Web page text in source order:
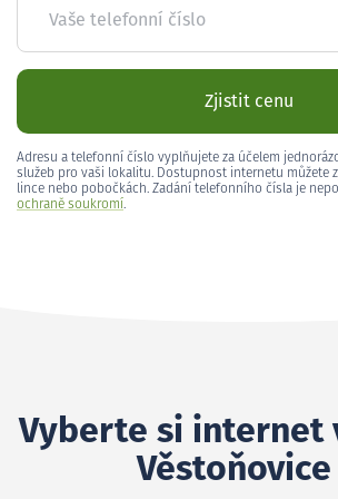
Vaše telefonní číslo
Zjistit cenu
Adresu a telefonní číslo vyplňujete za účelem
služeb pro vaši lokalitu. Dostupnost internetu můžete
lince nebo pobočkách. Zadání telefonního čísla je
ochraně soukromí.
Vyberte si internet
Věstoňovice